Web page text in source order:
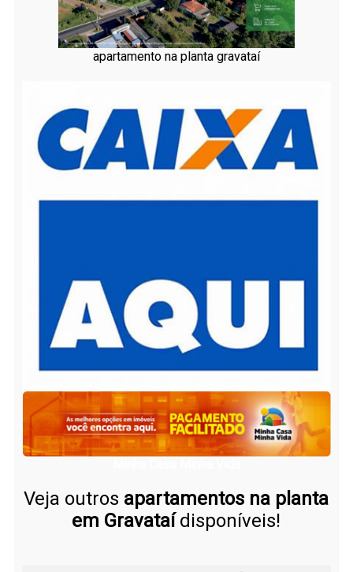
apartamento na planta gravataí
Veja outros apartamentos na planta
em Gravataídisponíveis!